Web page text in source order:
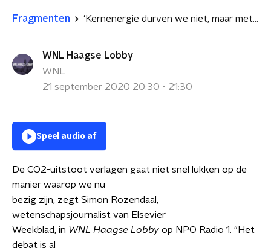
Fragmenten 'Kernenergie durven we niet, maar met zon- en windenergie gaan we doelstellingen niet halen'
WNL Haagse Lobby
WNL
21 september 2020 20:30 - 21:30
Speel audio af
De CO2-uitstoot verlagen gaat niet snel lukken op de
manier waarop we nu
bezig zijn, zegt Simon Rozendaal,
wetenschapsjournalist van Elsevier
Weekblad, in WNL Haagse Lobby op NPO Radio 1. "Het
debat is al